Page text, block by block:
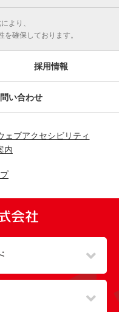
より、
確保しております。
採用情報
い合わせ
ェブアクセシビリティ
内
す）
す）